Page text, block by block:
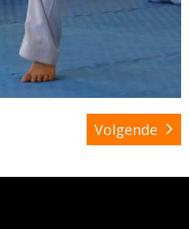
Volgende